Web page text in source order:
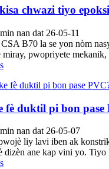
chwazi tiyo
nan dat 26-05-11
B70 la se yon nòm
miray, pwopriyete
fè duktil pi bon pase
nan dat 26-05-07
liy lavi iben ak
dizèn ane kap vini yo. Tiyo